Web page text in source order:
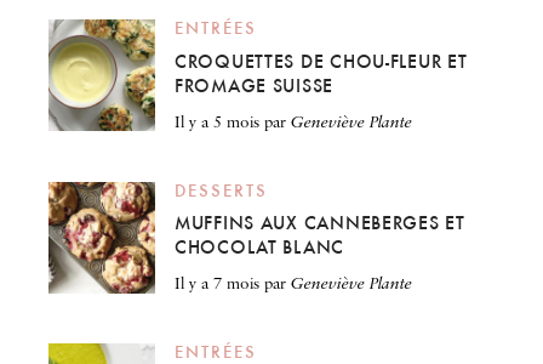
ENTRÉES
CROQUETTES DE CHOU-FLEUR ET
FROMAGE SUISSE
il y a 5 mois par Geneviève Plante
DESSERTS
MUFFINS AUX CANNEBERGES ET
CHOCOLAT BLANC
il y a 7 mois par Geneviève Plante
ENTRÉES